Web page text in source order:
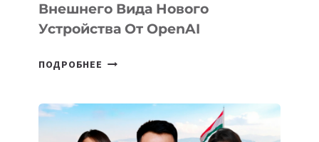
Внешнего Вида Нового
Устройства От OpenAI
ПОДРОБНЕЕ СТАЛИ
ВНЕШНЕГО
ВИДА